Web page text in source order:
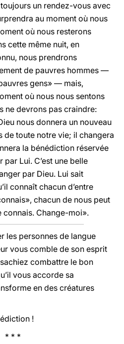
un rendez-vous avec
au moment où nous
où nous resterons
cette même nuit, en
nous prendrons
de pauvres hommes —
gens» — mais,
où nous nous sentons
ne devrons pas craindre:
nous donnera un nouveau
de toute notre vie; il changera
la bénédiction réservée
par Lui. C’est une belle
par Dieu. Lui sait
connaît chacun d’entre
chacun de nous peut
connais. Change-moi».
les personnes de langue
vous comble de son esprit
combattre le bon
vous accorde sa
en des créatures
!
* * *